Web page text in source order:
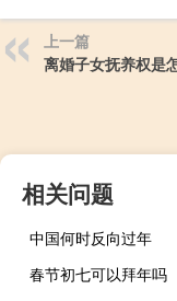
上一篇
离婚子女抚养权是
相关问题
中国何时反向过年
春节初七可以拜年吗